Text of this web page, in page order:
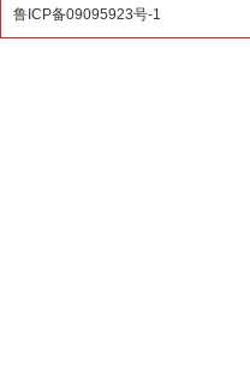
鲁ICP备09095923号-1